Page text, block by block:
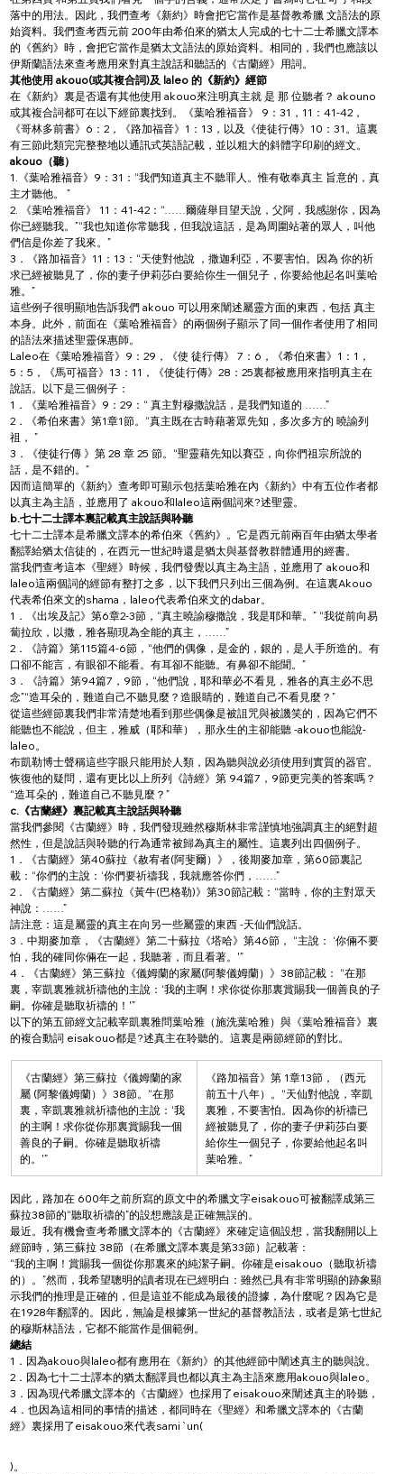
落中的用法。因此，我們查考《新約》時會把它當作是基督教希臘 文語法的原
始資料。我們查考西元前 200年由希伯來的猶太人完成的七十二士希臘文譯本
的《舊約》時，會把它當作是猶太文語法的原始資料。相同的，我們也應該以
伊斯蘭語法來查考應用來對真主說話和聽話的《古蘭經》用詞。
其他使用 akouo(或其複合詞)及 laleo 的《新約》經節
在《新約》裏是否還有其他使用 akouo來注明真主就 是 那 位聽者？ akouno
或其複合詞都可在以下經節裏找到。《葉哈雅福音》 9：31，11：41-42，
《哥林多前書》6：2，《路加福音》1：13，以及《使徒行傳》10：31。這裏
有三節此類完完整整地以通訊式英語記載，並以粗大的斜體字印刷的經文。
akouo（聽）
1.《葉哈雅福音》9：31：“我們知道真主不聽罪人。惟有敬奉真主 旨意的，真
主才聽他。 ”
2. 《葉哈雅福音》 11：41-42：“……爾薩舉目望天說，父阿，我感謝你，因為
你已經聽我。”“我也知道你常聽我，但我說這話，是為周圍站著的眾人，叫他
們信是你差了我來。”
3．《路加福音》11：13：“天使對他說 ，撒迦利亞，不要害怕。因為 你的祈
求已經被聽見了，你的妻子伊莉莎白要給你生一個兒子，你要給他起名叫葉哈
雅。”
這些例子很明顯地告訴我們 akouo 可以用來闡述屬靈方面的東西，包括 真主
本身。此外，前面在《葉哈雅福音》的兩個例子顯示了同一個作者使用了相同
的語法來描述聖靈保惠師。
Laleo在《葉哈雅福音》9：29，《使 徒行傳》 7：6，《希伯來書》1：1，
5：5，《馬可福音》13：11，《使徒行傳》28：25裏都被應用來指明真主在
說話。以下是三個例子：
1．《葉哈雅福音》9：29：“ 真主對穆撒說話，是我們知道的 ……”
2．《希伯來書》第1章1節。“真主既在古時藉著眾先知，多次多方的 曉諭列
祖， ”
3．《使徒行傳 》第 28 章 25 節。“聖靈藉先知以賽亞，向你們祖宗所說的
話，是不錯的。”
因而這簡單的《新約》查考即可顯示包括葉哈雅在內《新約》中有五位作者都
以真主為主語，並應用了 akouo和laleo這兩個詞來?述聖靈。
b.七十二士譯本裏記載真主說話與聆聽
七十二士譯本是希臘文譯本的希伯來《舊約》。它是西元前兩百年由猶太學者
翻譯給猶太信徒的，在西元一世紀時還是猶太與基督教群體通用的經書。
當我們查考這本《聖經》時候，我們發覺以真主為主語，並應用了 akouo和
laleo這兩個詞的經節有整打之多，以下我們只列出三個為例。在這裏Akouo
代表希伯來文的shama，laleo代表希伯來文的dabar。
1．《出埃及記》第6章2-3節，“真主曉諭穆撒說，我是耶和華。” “我從前向易
蔔拉欣，以撒，雅各顯現為全能的真主，……”
2．《詩篇》第115篇4-6節，“他們的偶像，是金的，銀的，是人手所造的。有
口卻不能言，有眼卻不能看。有耳卻不能聽。有鼻卻不能聞。”
3．《詩篇》第94篇7，9節，“他們說，耶和華必不看見，雅各的真主必不思
念”“造耳朵的，難道自己不聽見麼？造眼睛的，難道自己不看見麼？”
從這些經節裏我們非常清楚地看到那些偶像是被詛咒與被譏笑的，因為它們不
能聽也不能說，但主，雅威（耶和華），那永生的主卻能聽 -akouo也能說-
laleo。
布凱勒博士聲稱這些字眼只能用於人類，因為聽與說必須使用到實質的器官。
恢復他的疑問，還有更比以上所列《詩經》第 94篇7，9節更完美的答案嗎？
“造耳朵的，難道自己不聽見麼？”
c.《古蘭經》裏記載真主說話與聆聽
當我們參閱《古蘭經》時，我們發現雖然穆斯林非常謹慎地強調真主的絕對超
然性，但是說話與聆聽的行為通常被歸為真主的屬性。這裏列出四個例子。
1．《古蘭經》第40蘇拉《赦宥者(阿斐爾）》，後期麥加章，第60節裏記
載：“你們的主說：‘你們要祈禱我，我就應答你們，……”
2．《古蘭經》第二蘇拉《黃牛(巴格勒)》第30節記載：“當時，你的主對眾天
神說：……”
請注意：這是屬靈的真主在向另一些屬靈的東西 -天仙們說話。
3．中期麥加章，《古蘭經》第二十蘇拉《塔哈》第46節， “主說： ‘你倆不要
怕，我的確同你倆在一起，我聽著，而且看著。'”
4．《古蘭經》第三蘇拉《儀姆蘭的家屬(阿黎儀姆蘭）》38節記載： “在那
裏，宰凱裏雅就祈禱他的主說：‘我的主啊！求你從你那裏賞賜我一個善良的子
嗣。你確是聽取祈禱的！'”
以下的第五節經文記載宰凱裏雅問葉哈雅（施洗葉哈雅）與《葉哈雅福音》裏
的複合動詞 eisakouo都是?述真主在聆聽的。這裏是兩節經節的對比。
《古蘭經》第三蘇拉《儀姆蘭的家
屬 (阿黎儀姆蘭）》38節。“在那
裏，宰凱裏雅就祈禱他的主說：‘我
的主啊！求你從你那裏賞賜我一個
善良的子嗣。你確是聽取祈禱
的。'”
《路加福音》第 1章13節，（西元
前五十八年）。“天仙對他說，宰凱
裏雅，不要害怕。因為你的祈禱已
經被聽見了，你的妻子伊莉莎白要
給你生一個兒子，你要給他起名叫
葉哈雅。”
因此，路加在 600年之前所寫的原文中的希臘文字eisakouo可被翻譯成第三
蘇拉38節的“聽取祈禱的”的設想應該是正確無誤的。
最近。我有機會查考希臘文譯本的《古蘭經》來確定這個設想，當我翻開以上
經節時，第三蘇拉 38節（在希臘文譯本裏是第33節）記載著：
“我的主啊！賞賜我一個從你那裏來的純潔子嗣。你確是eisakouo（聽取祈禱
的）。”然而，我希望聰明的讀者現在已經明白：雖然已具有非常明顯的跡象顯
示我們的推理是正確的，但是這並不能成為最後的證據，為什麼呢？因為它是
在1928年翻譯的。因此，無論是根據第一世紀的基督教語法，或者是第七世紀
的穆斯林語法，它都不能當作是個範例。
總結
1．因為akouo與laleo都有應用在《新約》的其他經節中闡述真主的聽與說。
2．因為七十二士譯本的猶太翻譯員也都以真主為主語來應用akouo與laleo。
3．因為現代希臘文譯本的《古蘭經》也採用了eisakouo來闡述真主的聆聽，
4．也因為這相同的事情的描述，都同時在《聖經》和希臘文譯本的《古蘭
經》裏採用了eisakouo來代表sami`un(
)。